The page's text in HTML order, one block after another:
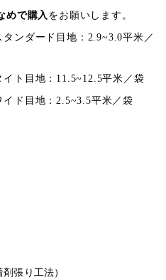
めで購入をお願いします。
ンダード目地：2.9~3.0平米／
イト目地：11.5~12.5平米／袋
イド目地：2.5~3.5平米／袋
張り工法）